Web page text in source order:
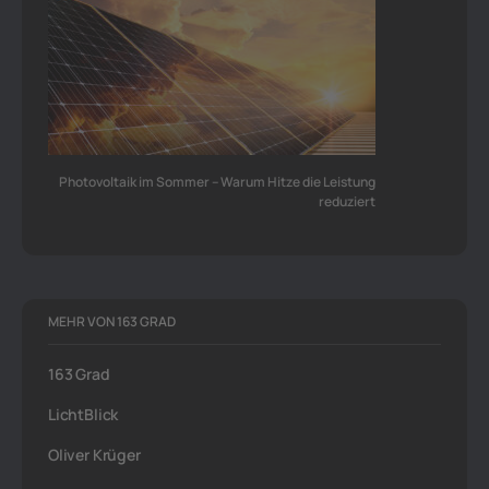
Photovoltaik im Sommer – Warum Hitze die Leistung
reduziert
MEHR VON 163 GRAD
163 Grad
LichtBlick
Oliver Krüger